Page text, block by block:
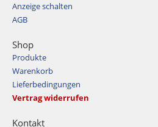
Anzeige schalten
AGB
Shop
Produkte
Warenkorb
Lieferbedingungen
Vertrag widerrufen
Kontakt